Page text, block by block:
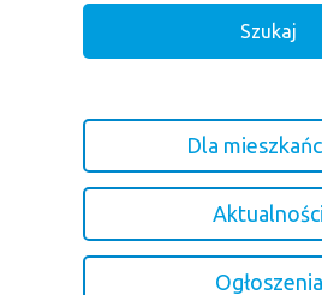
Dla
Aktualności
Ogłoszenia